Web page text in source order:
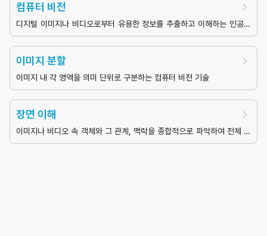
컴퓨터 비전
디지털 이미지나 비디오로부터 유용한 정보를 추출하고 이해하는 인공지
능의 한 분야
이미지 분할
이미지 내 각 영역을 의미 단위로 구분하는 컴퓨터 비전 기술
장면 이해
이미지나 비디오 속 객체와 그 관계, 맥락을 종합적으로 파악하여 전체 상
황을 해석하는 컴퓨터 비전 기술